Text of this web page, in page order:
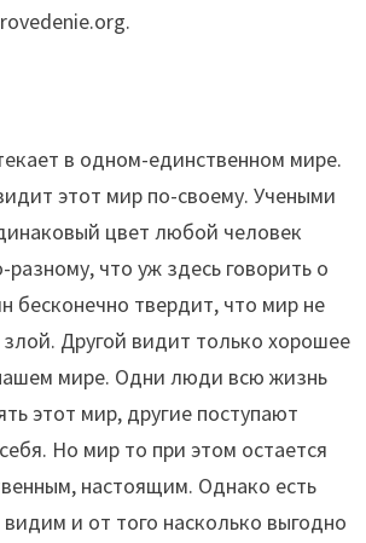
в одном-единственном мире.
этот мир по-своему. Учеными
цвет любой человек
что уж здесь говорить о
бесконечно твердит, что мир не
Другой видит только хорошее
мире. Одни люди всю жизнь
этот мир, другие поступают
Но мир то при этом остается
настоящим. Однако есть
и от того насколько выгодно